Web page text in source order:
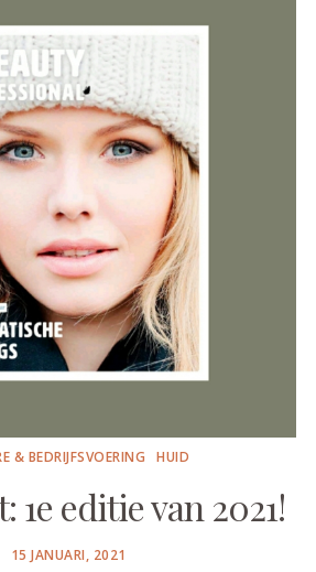
& BEDRIJFSVOERING HUID
1e editie van 2021!
POSTED
15 JANUARI, 2021